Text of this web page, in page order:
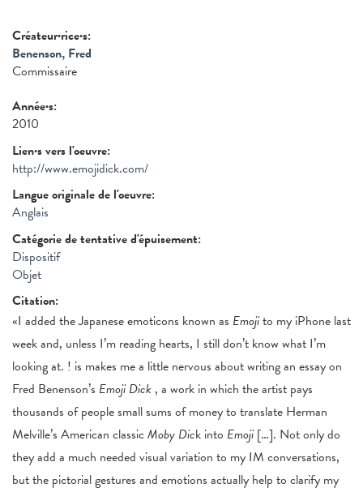
Créateur·rice·s:
Benenson, Fred
Commissaire
Année·s:
2010
Lien·s vers l'oeuvre:
http://www.emojidick.com/
Langue originale de l'oeuvre:
Anglais
Catégorie de tentative d'épuisement:
Dispositif
Objet
Citation:
«I added the Japanese emoticons known as Emojito my iPhone last
week and, unless I’m reading hearts, I still don’t know what I’m
looking at. ! is makes me a little nervous about writing an essay on
Fred Benenson’s Emoji Dick , a work in which the artist pays
thousands of people small sums of money to translate Herman
Melville’s American classicMoby Dick into Emoji […]. Not only do
they add a much needed visual variation to my IM conversations,
but the pictorial gestures and emotions actually help to clarify my